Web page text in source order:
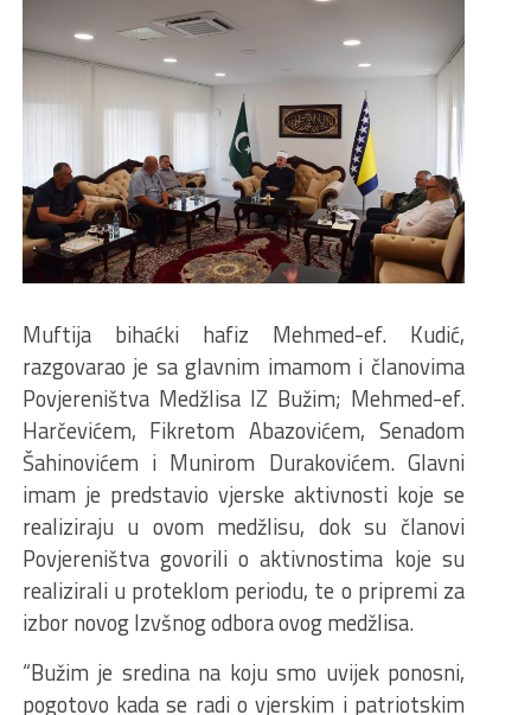
Muftija bihaćki hafiz Mehmed-ef. Kudić,
razgovarao je sa glavnim imamom i članovima
Povjereništva Medžlisa IZ Bužim; Mehmed-ef.
Harčevićem, Fikretom Abazovićem, Senadom
Šahinovićem i Munirom Durakovićem. Glavni
imam je predstavio vjerske aktivnosti koje se
realiziraju u ovom medžlisu, dok su članovi
Povjereništva govorili o aktivnostima koje su
realizirali u proteklom periodu, te o pripremi za
izbor novog Izvšnog odbora ovog medžlisa.
“Bužim je sredina na koju smo uvijek ponosni,
pogotovo kada se radi o vjerskim i patriotskim